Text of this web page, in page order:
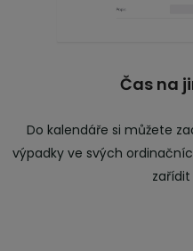
Čas na
Do kalendáře si můžete
výpadky ve svých
zařídit